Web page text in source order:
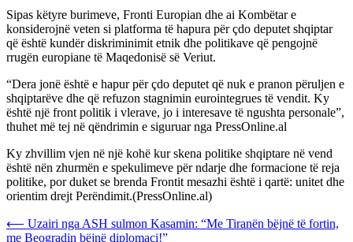
Sipas këtyre burimeve, Fronti Europian dhe ai Kombëtar e
konsiderojnë veten si platforma të hapura për çdo deputet shqiptar
që është kundër diskriminimit etnik dhe politikave që pengojnë
rrugën europiane të Maqedonisë së Veriut.
“Dera jonë është e hapur për çdo deputet që nuk e pranon përuljen e
shqiptarëve dhe që refuzon stagnimin eurointegrues të vendit. Ky
është një front politik i vlerave, jo i interesave të ngushta personale”,
thuhet më tej në qëndrimin e siguruar nga PressOnline.al
Ky zhvillim vjen në një kohë kur skena politike shqiptare në vend
është nën zhurmën e spekulimeve për ndarje dhe formacione të reja
politike, por duket se brenda Frontit mesazhi është i qartë: unitet dhe
orientim drejt Perëndimit.(PressOnline.al)
Post
⟵ Uzairi nga ASH sulmon Kasamin: “Me Tiranën bëjnë të fortin,
me Beogradin bëjnë diplomaci!”